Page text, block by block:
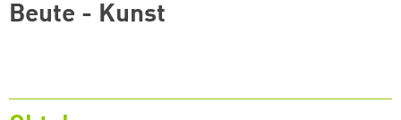
Beute - Kunst